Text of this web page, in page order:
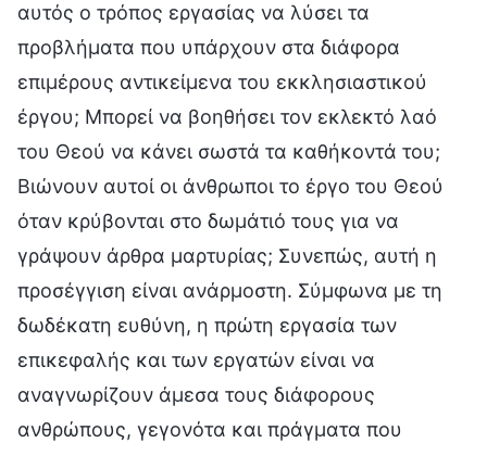
αυτός ο τρόπος εργασίας να λύσει τα
προβλήματα που υπάρχουν στα διάφορα
επιμέρους αντικείμενα του εκκλησιαστικού
έργου; Μπορεί να βοηθήσει τον εκλεκτό λαό
του Θεού να κάνει σωστά τα καθήκοντά του;
Βιώνουν αυτοί οι άνθρωποι το έργο του Θεού
όταν κρύβονται στο δωμάτιό τους για να
γράψουν άρθρα μαρτυρίας; Συνεπώς, αυτή η
προσέγγιση είναι ανάρμοστη. Σύμφωνα με τη
δωδέκατη ευθύνη, η πρώτη εργασία των
επικεφαλής και των εργατών είναι να
αναγνωρίζουν άμεσα τους διάφορους
ανθρώπους, γεγονότα και πράγματα που